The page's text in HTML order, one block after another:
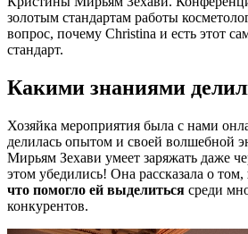
золотым стандартам работы
вопрос, почему Christina и есть этот
стандарт.
Какими знаниями
Хозяйка мероприятия была с нами
делилась опытом и своей волшебной
Мирьям Зехави умеет заряжать даже
этом убедились! Она рассказала о том,
что помогло ей выделиться среди
конкурентов.